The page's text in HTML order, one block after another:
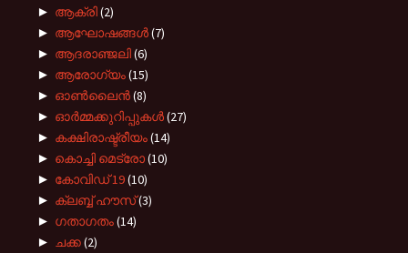
► ആക്രി(2)
► ആഘോഷങ്ങൾ(7)
► ആദരാഞ്ജലി(6)
► ആരോഗ്യം(15)
► ഓൺലൈൻ(8)
► ഓർമ്മക്കുറിപ്പുകൾ(27)
► കക്ഷിരാഷ്ട്രീയം(14)
► കൊച്ചി മെട്രോ(10)
► കോവിഡ് 19(10)
► ക്ലബ്ബ് ഹൗസ്(3)
► ഗതാഗതം(14)
► ചക്ക(2)